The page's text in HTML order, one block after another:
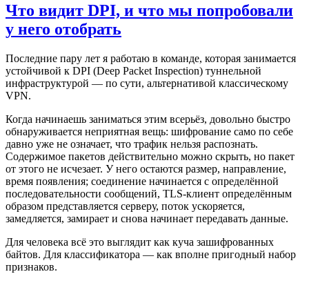
Что видит DPI, и что мы попробовали
у него отобрать
Последние пару лет я работаю в команде, которая занимается
устойчивой к DPI (Deep Packet Inspection) туннельной
инфраструктурой — по сути, альтернативой классическому
VPN.
Когда начинаешь заниматься этим всерьёз, довольно быстро
обнаруживается неприятная вещь: шифрование само по себе
давно уже не означает, что трафик нельзя распознать.
Содержимое пакетов действительно можно скрыть, но пакет
от этого не исчезает. У него остаются размер, направление,
время появления; соединение начинается с определённой
последовательности сообщений, TLS-клиент определённым
образом представляется серверу, поток ускоряется,
замедляется, замирает и снова начинает передавать данные.
Для человека всё это выглядит как куча зашифрованных
байтов. Для классификатора — как вполне пригодный набор
признаков.